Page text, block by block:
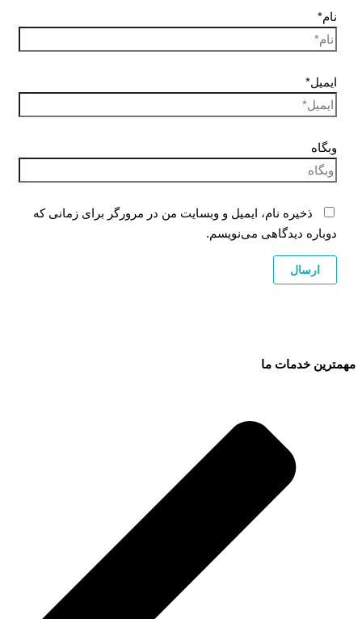
نام*
ایمیل*
وبگاه
ذخیره نام، ایمیل و وبسایت من در مرورگر برای زمانی که
دوباره دیدگاهی می‌نویسم.
مهمترین خدمات ما